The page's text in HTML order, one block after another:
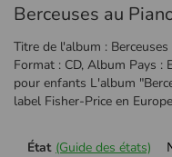
au
de
la
Galerie
d’images
Berceuses au
Titre de l'album :
Format : CD, Album Pays :
pour enfants L'album
label Fisher-Price en
État (Guide des états)